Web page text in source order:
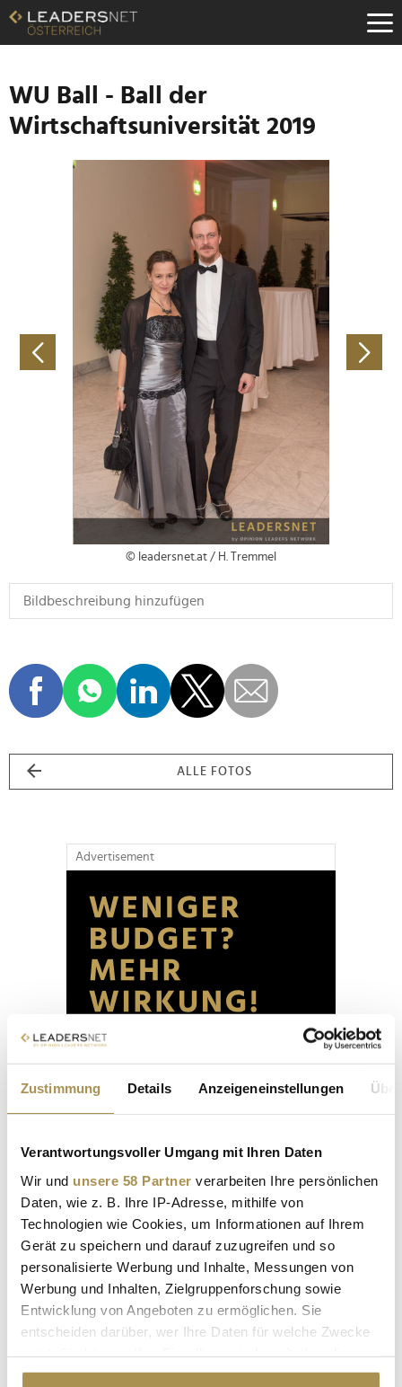
Zustimmung Details Anzeigeneinstellungen
Verantwortungsvoller Umgang mit Ihren Daten
Wir und unsere 58 Partner verarbeiten Ihre persönlichen
Daten, wie z. B. Ihre IP-Adresse, mithilfe von
Technologien wie Cookies, um Informationen auf Ihrem
Gerät zu speichern und darauf zuzugreifen und so
personalisierte Werbung und Inhalte, Messungen von
Werbung und Inhalten, Zielgruppenforschung sowie
Entwicklung von Angeboten zu ermöglichen. Sie
entscheiden darüber, wer Ihre Daten für welche Zwecke
Cookie-Erklärung oder durch Klicken auf das Privacy
Zum
Inhalt
Zur
Navigation
Zur
Hauptnavigation
WU Ball - Ball der
Wirtschaftsuniversität 2019
© leadersnet.at / H. Tremmel
ALLE FOTOS
Advertisement